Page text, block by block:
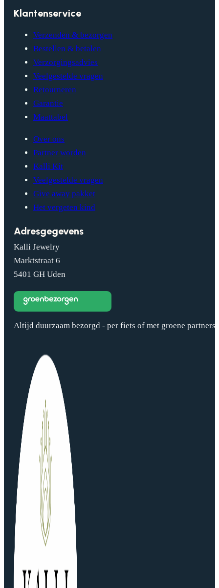
Klantenservice
Verzenden & bezorgen
Bestellen & betalen
Verzorgingsadvies
Veelgestelde vragen
Retourneren
Garantie
Maattabel
Over ons
Partner worden
Kalli Kit
Veelgestelde vragen
Give away pakket
Het vergeten kind
Adresgegevens
Kalli Jewelry
Marktstraat 6
5401 GH Uden
Altijd duurzaam bezorgd - per fiets of met groene partners